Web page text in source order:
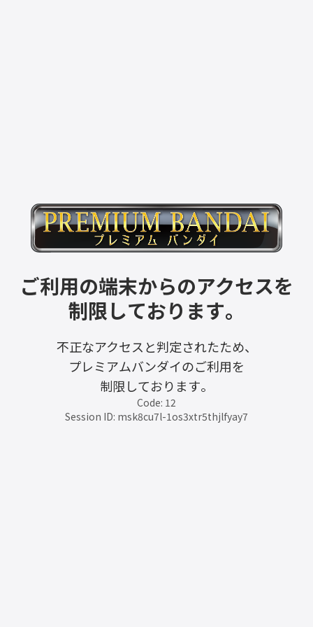
ご利用の端末からのアクセスを
制限しております。
不正なアクセスと判定されたため、
プレミアムバンダイのご利用を
制限しております。
Code: 12
Session ID: msk8cu7l-1os3xtr5thjlfyay7